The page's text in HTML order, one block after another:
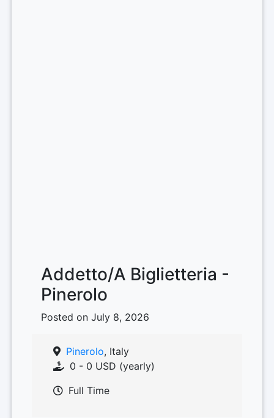
Addetto/A Biglietteria -
Pinerolo
Posted on July 8, 2026
Pinerolo, Italy
0 - 0 USD (yearly)
Full Time